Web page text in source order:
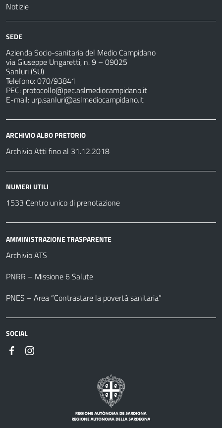
Notizie
SEDE
Azienda Socio-sanitaria del Medio Campidano
via Giuseppe Ungaretti, n. 9 – 09025
Sanluri (SU)
Telefono: 070/93841
PEC: protocollo@pec.aslmediocampidano.it
E-mail: urp.sanluri@aslmediocampidano.it
ARCHIVIO ALBO PRETORIO
Archivio Atti fino al 31.12.2018
NUMERI UTILI
1533 Centro unico di prenotazione
AMMINISTRAZIONE TRASPARENTE
Archivio ATS
PNRR – Missione 6 Salute
PNES – Area “Contrastare la povertà sanitaria”
SOCIAL